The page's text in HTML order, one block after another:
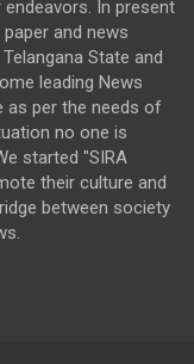
In present
and news
State and
leading News
as per the needs of
no one is
started "SIRA
their culture and
between society